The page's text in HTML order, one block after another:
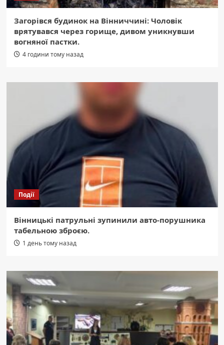
Загорівся будинок на Вінниччині: Чоловік
врятувався через горище, дивом уникнувши
вогняної пастки.
4 години тому назад
Події
Вінницькі патрульні зупинили авто-порушника
табельною зброєю.
1 день тому назад